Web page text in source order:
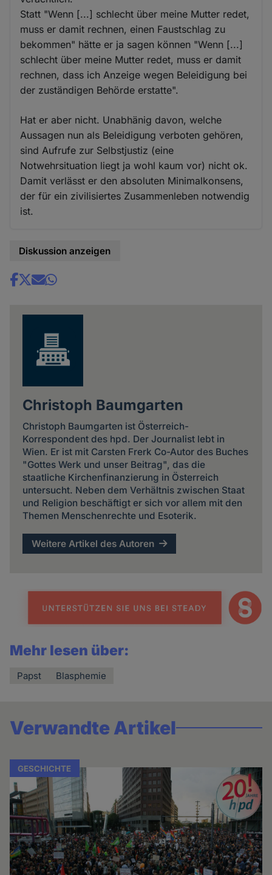
Statt "Wenn [...] schlecht über meine Mutter redet,
muss er damit rechnen, einen Faustschlag zu
bekommen" hätte er ja sagen können "Wenn [...]
schlecht über meine Mutter redet, muss er damit
rechnen, dass ich Anzeige wegen Beleidigung bei
der zuständigen Behörde erstatte".
Hat er aber nicht. Unabhänig davon, welche
Aussagen nun als Beleidigung verboten gehören,
sind Aufrufe zur Selbstjustiz (eine
Notwehrsituation liegt ja wohl kaum vor) nicht ok.
Damit verlässt er den absoluten Minimalkonsens,
der für ein zivilisiertes Zusammenleben notwendig
ist.
Diskussion anzeigen
Share
Christoph Baumgarten
Christoph Baumgarten ist Österreich-
Korrespondent des hpd. Der Journalist lebt in
Wien. Er ist mit Carsten Frerk Co-Autor des Buches
"Gottes Werk und unser Beitrag", das die
staatliche Kirchenfinanzierung in Österreich
untersucht. Neben dem Verhältnis zwischen Staat
und Religion beschäftigt er sich vor allem mit den
Themen Menschenrechte und Esoterik.
Weitere Artikel des Autoren
Mehr lesen über:
Papst Blasphemie
Verwandte Artikel
GESCHICHTE